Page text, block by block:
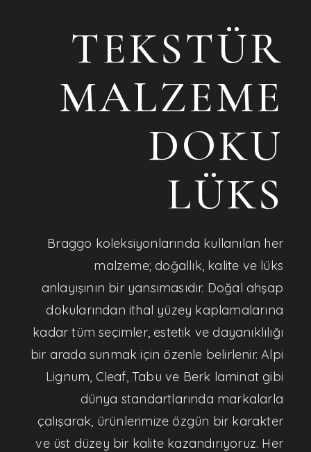
TEKSTÜR
MALZEME
DOKU
LÜKS
Braggo koleksiyonlarında kullanılan her
malzeme; doğallık, kalite ve lüks
anlayışının bir yansımasıdır. Doğal ahşap
dokularından ithal yüzey kaplamalarına
kadar tüm seçimler, estetik ve dayanıklılığı
bir arada sunmak için özenle belirlenir. Alpi
Lignum, Cleaf, Tabu ve Berk laminat gibi
dünya standartlarında markalarla
çalışarak, ürünlerimize özgün bir karakter
ve üst düzey bir kalite kazandırıyoruz. Her